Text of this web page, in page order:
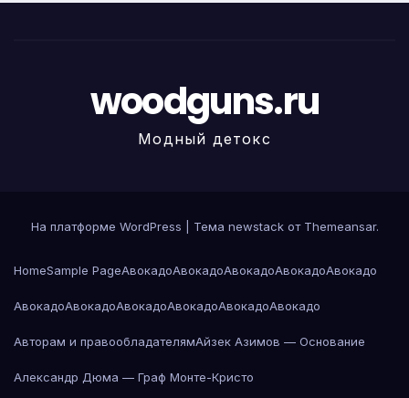
woodguns.ru
Модный детокс
На платформе WordPress Тема newstack от Themeansar.
HomeSample PageАвокадоАвокадоАвокадоАвокадоАвокадо
АвокадоАвокадоАвокадоАвокадоАвокадоАвокадо
Авторам и правообладателямАйзек Азимов — Основание
Александр Дюма — Граф Монте-Кристо